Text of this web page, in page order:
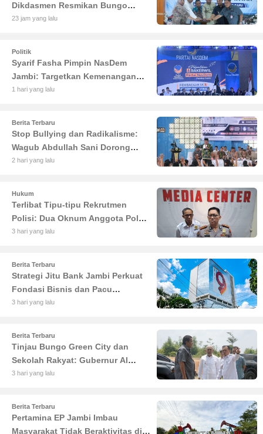
Dikdasmen Resmikan Bungo
Pintar: Dorong Digitalisasi
23 jam yang lalu
Politik
Syarif Fasha Pimpin NasDem
Jambi: Targetkan Kemenangan
Besar di Pemilu 2029
1 hari yang lalu
Berita Terbaru
Stop Bullying dan Radikalisme:
Wagub Abdullah Sani Dorong
Siswa Jadi Garda Terdepan
2 hari yang lalu
Hukum
Terlibat Tipu-tipu Rekrutmen
Polisi: Dua Oknum Anggota Polda
Jambi Diciduk Propam
3 hari yang lalu
Berita Terbaru
Strategi Jitu Bank Jambi Perkuat
Fondasi Bisnis dan Pacu
Pertumbuhan Ekonomi Jambi
3 hari yang lalu
Berita Terbaru
Tinjau Bungo Green City dan
Sekolah Rakyat: Gubernur Al
Haris Tekankan Sinergi
3 hari yang lalu
Berita Terbaru
Pertamina EP Jambi Imbau
Masyarakat Tidak Beraktivitas di